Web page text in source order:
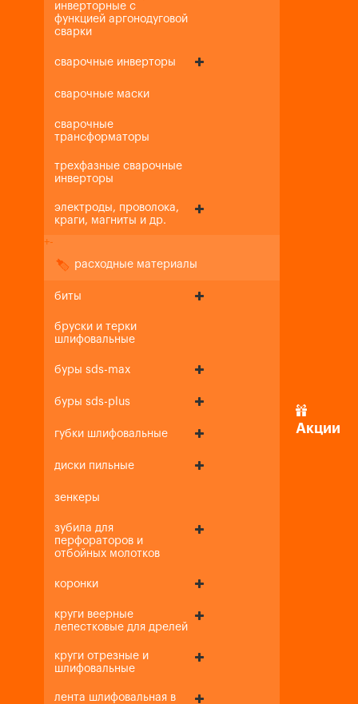
инверторные с
функцией аргонодуговой
сварки
сварочные инверторы
сварочные маски
сварочные
трансформаторы
трехфазные сварочные
инверторы
электроды, проволока,
краги, магниты и др.
+-
расходные материалы
биты
бруски и терки
шлифовальные
буры sds-max
буры sds-plus
губки шлифовальные
диски пильные
зенкеры
зубила для
перфораторов и
отбойных молотков
коронки
круги веерные
лепестковые для дрелей
круги отрезные и
шлифовальные
лента шлифовальная в
Акции